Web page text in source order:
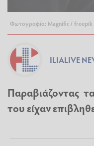
Φωτογραφία: Magnific / freepik
ILIALIVE
Παραβιάζοντας
του είχαν